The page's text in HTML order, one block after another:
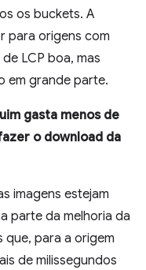
os buckets. A
para origens com
LCP boa, mas
em grande parte.
gasta menos de
o download da
imagens estejam
parte da melhoria da
que, para a origem
de milissegundos